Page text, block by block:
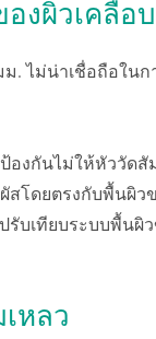
งผิวเคลือบ
ไม่น่าเชื่อถือในก
องกันไม่ให้หัววัด
โดยตรงกับพื้นผิว
รับเทียบระบบพื้นผิ
หลว